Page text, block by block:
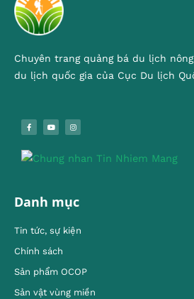
Chuyên trang quảng bá du lịch
du lịch quốc gia của Cục Du lịch
Danh mục
Tin tức, sự kiện
Chính sách
Sản phẩm OCOP
Sản vật vùng miền